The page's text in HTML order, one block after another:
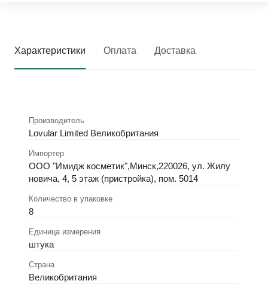
Характеристики Оплата Доставка
Производитель
Lovular Limited Великобритания
Импортер
ООО "Имидж косметик",Минск,220026, ул. Жилу
новича, 4, 5 этаж (пристройка), пом. 5014
Количество в упаковке
8
Единица измерения
штука
Страна
Великобритания